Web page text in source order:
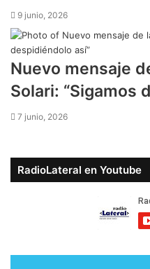
9 junio, 2026
Nuevo mensaje
Solari: “Sigamos
7 junio, 2026
RadioLateral en Youtube